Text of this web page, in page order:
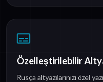
Özelleştirilebilir
Rusça altyazılarınızı özel